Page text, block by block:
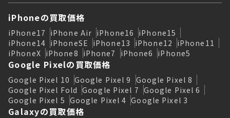
iPhoneの買取価格
iPhone17 iPhone Air iPhone16 iPhone15
iPhone14 iPhoneSE iPhone13 iPhone12 iPhone11
iPhoneX iPhone8 iPhone7 iPhone6 iPhone5
Google Pixelの買取価格
Google Pixel 10 Google Pixel 9 Google Pixel 8
Google Pixel Fold Google Pixel 7 Google Pixel 6
Google Pixel 5 Google Pixel 4 Google Pixel 3
Galaxyの買取価格